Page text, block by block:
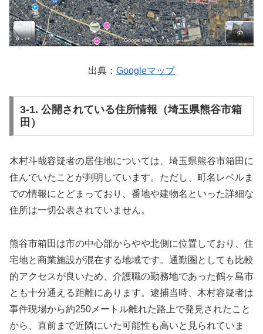
出典： Googleマップ
3-1. 公開されている住所情報（埼玉県熊谷市箱
田）
木村斗哉容疑者の居住地については、埼玉県熊谷市箱田に
住んでいたことが判明しています。ただし、町名レベルま
での情報にとどまっており、番地や建物名といった詳細な
住所は一切公表されていません。
熊谷市箱田は市の中心部からやや北側に位置しており、住
宅地と商業施設が混在する地域です。通勤圏としても比較
的アクセスが良いため、介護職の勤務地であった鶴ヶ島市
とも十分通える距離にあります。逮捕当時、木村容疑者は
事件現場から約250メートル離れた路上で発見されたこと
から、直前まで近隣にいた可能性も高いと見られていま